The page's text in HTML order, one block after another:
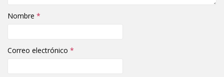
Nombre *
Correo electrónico *